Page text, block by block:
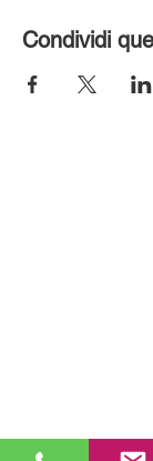
Condividi